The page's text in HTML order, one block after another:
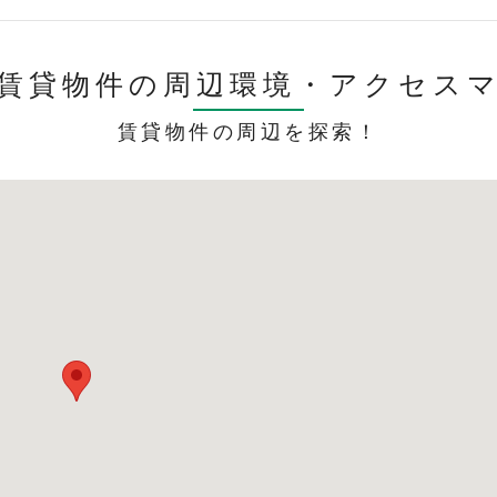
貸物件の周辺環境・ アクセス
賃貸物件の周辺を探索！